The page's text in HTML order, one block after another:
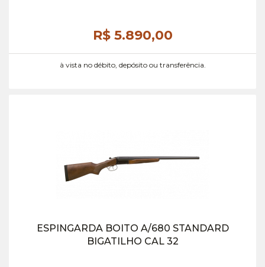
R$ 5.890,00
à vista no débito, depósito ou transferência.
ESPINGARDA BOITO A/680 STANDARD
BIGATILHO CAL 32